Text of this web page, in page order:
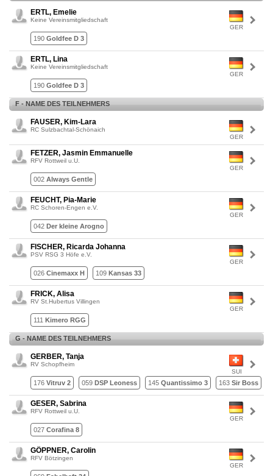
GER
ERTL, Emelie
Keine Vereinsmitgliedschaft
190 Goldfee D 3
GER
ERTL, Lina
Keine Vereinsmitgliedschaft
190 Goldfee D 3
F - NAME DES TEILNEHMERS
GER
FAUSER, Kim-Lara
RC Sulzbachtal-Schönaich
GER
FETZER, Jasmin Emmanuelle
RFV Rottweil u.U.
002 Always Gentle
GER
FEUCHT, Pia-Marie
RC Schoren-Engen e.V.
042 Der kleine Arogno
GER
FISCHER, Ricarda Johanna
PSV RSG 3 Höfe e.V.
026 Cinemaxx H 109 Kansas 33
GER
FRICK, Alisa
RV St.Hubertus Villingen
111 Kimero RGG
G - NAME DES TEILNEHMERS
SUI
GERBER, Tanja
RV Schopfheim
176 Vitruv 2 059 DSP Leoness 145 Quantissimo 3 163 Sir Boss
GER
GESER, Sabrina
RFV Rottweil u.U.
027 Corafina 8
GER
GÖPPNER, Carolin
RFV Bötzingen